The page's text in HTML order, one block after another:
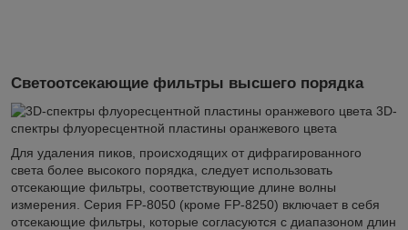
Светоотсекающие фильтры высшего порядка
3D-
спектры флуоресцентной пластины оранжевого цвета
Для удаления пиков, происходящих от дифрагированного
света более высокого порядка, следует использовать
отсекающие фильтры, соответствующие длине волны
измерения. Серия FP-8050 (кроме FP-8250) включает в себя
отсекающие фильтры, которые согласуются с диапазоном длин